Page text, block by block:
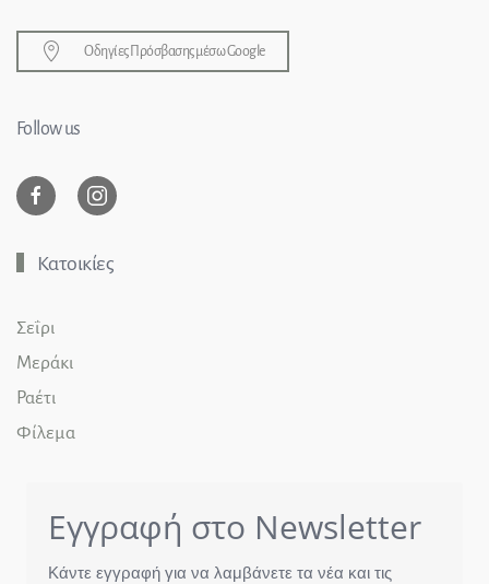
Οδηγίες Πρόσβασης μέσω Google
Follow us
Κατοικίες
Σεΐρι
Μεράκι
Ραέτι
Φίλεμα
Εγγραφή στο Newsletter
Κάντε εγγραφή για να λαμβάνετε τα νέα και τις